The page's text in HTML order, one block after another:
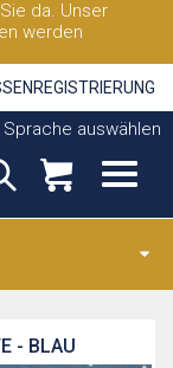
da. Unser
werden
REGISTRIERUNG
Sprache auswählen
- BLAU